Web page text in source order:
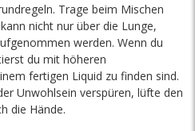
Trage beim Mischen
nicht nur über die Lunge,
werden. Wenn du
du mit höheren
fertigen Liquid zu finden sind.
Unwohlsein verspüren, lüfte den
die Hände.